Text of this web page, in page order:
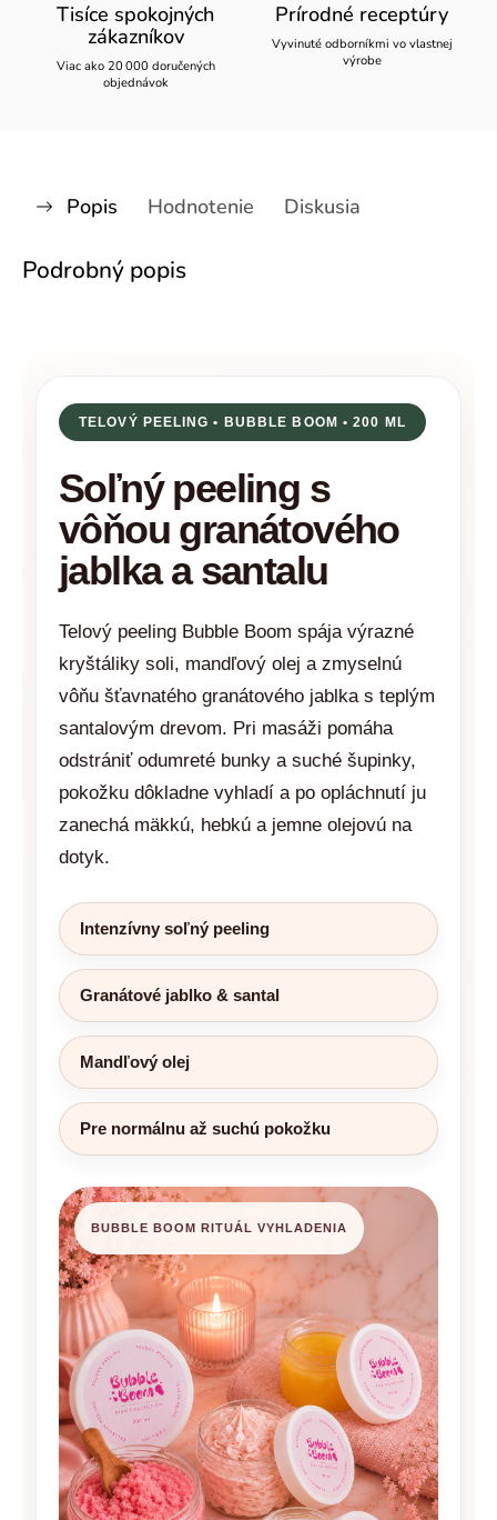
Tisíce spokojných
zákazníkov
Viac ako 20 000 doručených
objednávok
Prírodné receptúry
Vyvinuté odborníkmi vo vlastnej
výrobe
Popis Hodnotenie Diskusia
Podrobný popis
TELOVÝ PEELING • BUBBLE BOOM • 200 ML
Soľný peeling s
vôňou granátového
jablka a santalu
Telový peeling Bubble Boom spája výrazné
kryštáliky soli, mandľový olej a zmyselnú
vôňu šťavnatého granátového jablka s teplým
santalovým drevom. Pri masáži pomáha
odstrániť odumreté bunky a suché šupinky,
pokožku dôkladne vyhladí a po opláchnutí ju
zanechá mäkkú, hebkú a jemne olejovú na
dotyk.
Intenzívny soľný peeling
Granátové jablko & santal
Mandľový olej
Pre normálnu až suchú pokožku
BUBBLE BOOM RITUÁL VYHLADENIA